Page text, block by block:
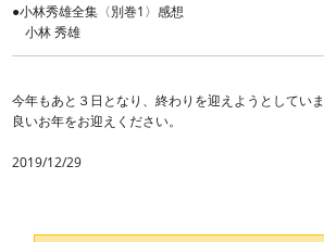
●小林秀雄全集〈別巻1〉感想
小林 秀雄
今年もあと３日となり、終わりを迎えようとしていま
良いお年をお迎えください。
2019/12/29